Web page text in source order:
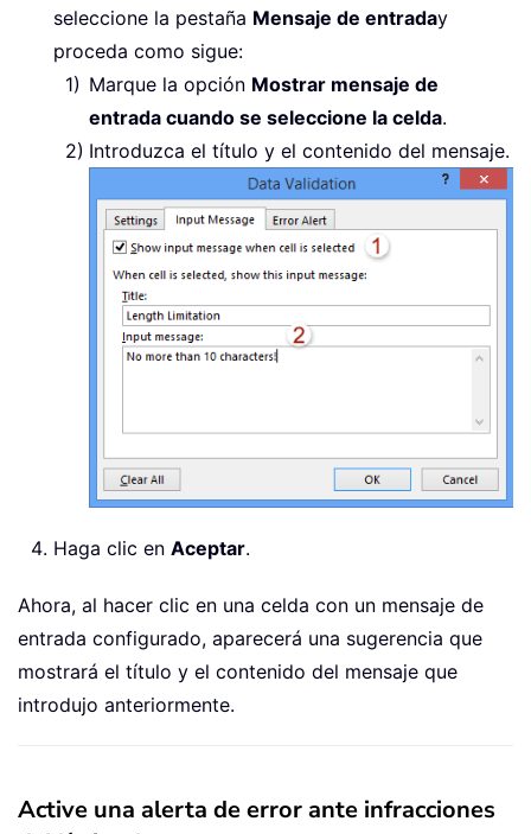
seleccione la pestaña Mensaje de entraday
proceda como sigue:
Marque la opción Mostrar mensaje de
entrada cuando se seleccione la celda.
Introduzca el título y el contenido del mensaje.
Haga clic en Aceptar.
Ahora, al hacer clic en una celda con un mensaje de
entrada configurado, aparecerá una sugerencia que
mostrará el título y el contenido del mensaje que
introdujo anteriormente.
Active una alerta de error ante infracciones